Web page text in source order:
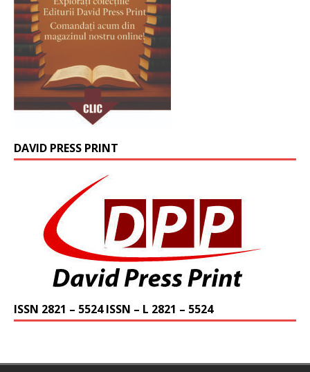
DAVID PRESS PRINT
ISSN 2821 – 5524 ISSN – L 2821 – 5524